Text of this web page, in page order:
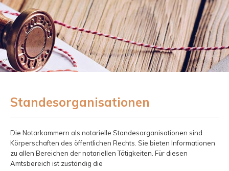
Standesorganisationen
Die Notarkammern als notarielle Standesorganisationen sind
Körperschaften des öffentlichen Rechts. Sie bieten Informationen
zu allen Bereichen der notariellen Tätigkeiten. Für diesen
Amtsbereich ist zuständig die